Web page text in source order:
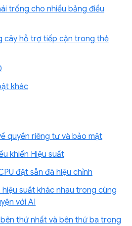
trống cho nhiều bảng điều
cây hỗ trợ tiếp cận trong thẻ
khác
quyền riêng tư và bảo mật
khiển Hiệu suất
đặt sẵn đã hiệu chỉnh
suất khác nhau trong cùng
với AI
thứ nhất và bên thứ ba trong